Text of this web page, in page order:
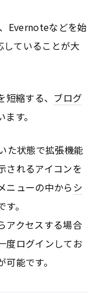
Evernoteなどを始
ていることが大
短縮する、 ブログ
す。
た状態で拡張機能
されるアイコンを
ニューの中から シ
。
アクセスする場合
度ログインしてお
可能です。